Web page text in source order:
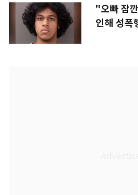
"오빠 잠
인해 성폭